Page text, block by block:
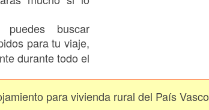
buscar
para tu viaje,
durante todo el
para vivienda rural del País Vasco